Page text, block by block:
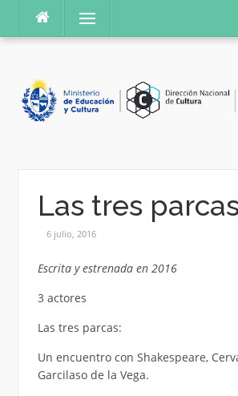
contenido
Menú
Las tres
6 julio, 2016
Escrita y estrenada en 2016
3 actores
Las tres parcas:
Un encuentro con Shakespeare,
Garcilaso de la Vega.